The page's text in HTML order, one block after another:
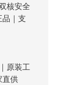
核安全
｜支
原装工
直供